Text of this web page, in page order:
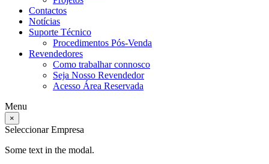
Contactos
Notícias
Suporte Técnico
Procedimentos Pós-Venda
Revendedores
Como trabalhar connosco
Seja Nosso Revendedor
Acesso Área Reservada
Menu
×
Seleccionar Empresa
Some text in the modal.